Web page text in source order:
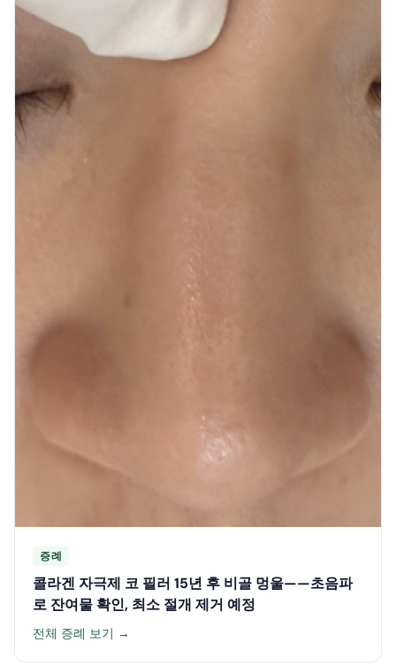
증례
콜라겐 자극제 코 필러 15년 후 비골 멍울——초음파
로 잔여물 확인, 최소 절개 제거 예정
전체 증례 보기 →